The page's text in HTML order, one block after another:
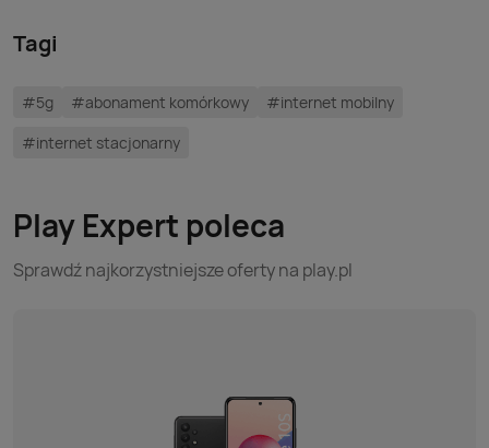
Tagi
#5g #abonament komórkowy
#internet mobilny
#internet stacjonarny
Play Expert poleca
Sprawdź najkorzystniejsze oferty na play.pl